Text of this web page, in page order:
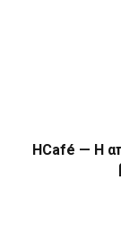
HCafé — Η